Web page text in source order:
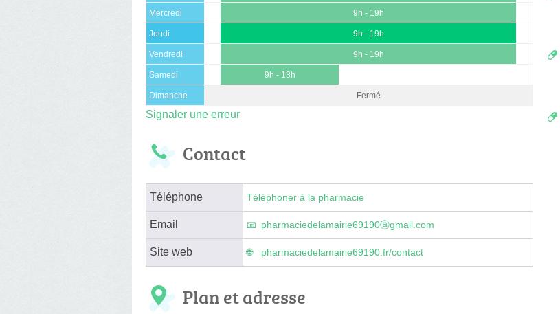
Mercredi 9h - 19h
Jeudi 9h - 19h
Vendredi 9h - 19h
Samedi 9h - 13h
Dimanche Fermé
Signaler une erreur
Contact
Téléphone Téléphoner à la pharmacie
Email pharmaciedelamairie69190ⓐgmail.com
Site web pharmaciedelamairie69190.fr/contact
Plan et adresse